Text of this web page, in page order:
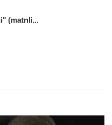
(matnli...